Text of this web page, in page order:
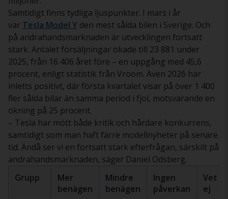
Samtidigt finns tydliga ljuspunkter. I mars i år
var Tesla Model Y den mest sålda bilen i Sverige. Och
på andrahandsmarknaden är utvecklingen fortsatt
stark. Antalet försäljningar ökade till 23 881 under
2025, från 16 406 året före – en uppgång med 45,6
procent, enligt statistik från Vroom. Även 2026 har
inletts positivt, där första kvartalet visar på över 1 400
fler sålda bilar än samma period i fjol, motsvarande en
ökning på 25 procent.
– Tesla har mött både kritik och hårdare konkurrens,
samtidigt som man haft färre modellnyheter på senare
tid. Ändå ser vi en fortsatt stark efterfrågan, särskilt på
andrahandsmarknaden, säger Daniel Odsberg.
Grupp
Mer
benägen
Mindre
benägen
Ingen
påverkan
Vet
ej